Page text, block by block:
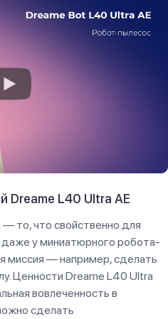
L40 Ultra AE
то, что свойственно для
у миниатюрного робота-
миссия — например, сделать
Ценности Dreame L40 Ultra
вовлеченность в
сделать